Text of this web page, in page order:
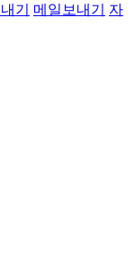
기 메일보내기
자